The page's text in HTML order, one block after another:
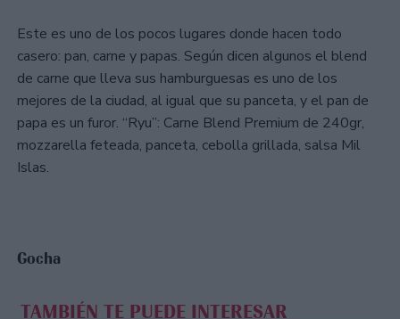
Este es uno de los pocos lugares donde hacen todo
casero: pan, carne y papas. Según dicen algunos el blend
de carne que lleva sus hamburguesas es uno de los
mejores de la ciudad, al igual que su panceta, y el pan de
papa es un furor. “Ryu”: Carne Blend Premium de 240gr,
mozzarella feteada, panceta, cebolla grillada, salsa Mil
Islas.
Gocha
TAMBIÉN TE PUEDE INTERESAR